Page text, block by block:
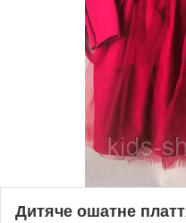
Дитяче ошатне